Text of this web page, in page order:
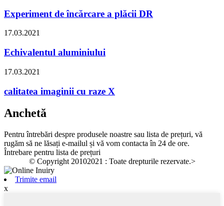
Experiment de încărcare a plăcii DR
17.03.2021
Echivalentul aluminiului
17.03.2021
calitatea imaginii cu raze X
Anchetă
Pentru întrebări despre produsele noastre sau lista de prețuri, vă
rugăm să ne lăsați e-mailul și vă vom contacta în 24 de ore.
Întrebare pentru lista de prețuri
© Copyright 20102021 : Toate drepturile rezervate.>
Trimite email
x